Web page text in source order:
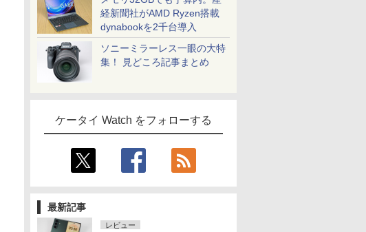
経新聞社がAMD Ryzen搭載
dynabookを2千台導入
ソニーミラーレス一眼の大特
集！ 見どころ記事まとめ
ケータイ Watch をフォローする
最新記事
レビュー